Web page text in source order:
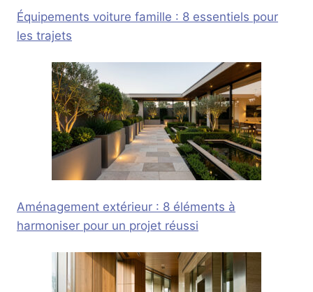
Équipements voiture famille : 8 essentiels pour
les trajets
Aménagement extérieur : 8 éléments à
harmoniser pour un projet réussi